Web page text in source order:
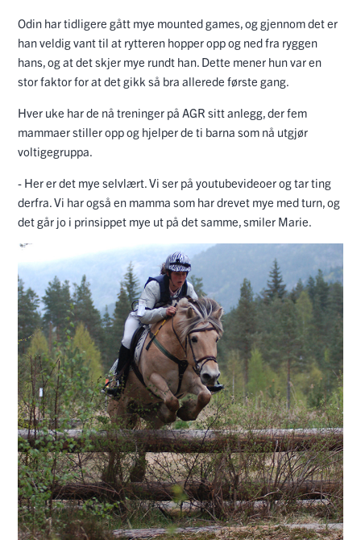
Odin har tidligere gått mye mounted games, og gjennom det er
han veldig vant til at rytteren hopper opp og ned fra ryggen
hans, og at det skjer mye rundt han. Dette mener hun var en
stor faktor for at det gikk så bra allerede første gang.
Hver uke har de nå treninger på AGR sitt anlegg, der fem
mammaer stiller opp og hjelper de ti barna som nå utgjør
voltigegruppa.
- Her er det mye selvlært. Vi ser på youtubevideoer og tar ting
derfra. Vi har også en mamma som har drevet mye med turn, og
det går jo i prinsippet mye ut på det samme, smiler Marie.